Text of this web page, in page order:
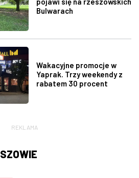
Bulwarach
Wakacyjne promocje w
Yaprak. Trzy weekendy z
rabatem 30 procent
REKLAMA